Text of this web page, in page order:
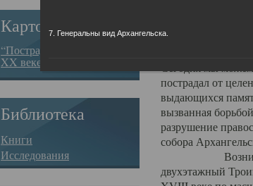
Картотека
“Пострадавшие за веру в
XX веке на Севере”
Библиотека
Книги
Исследования
Свято-Троицкий
Сегодня мы
пострадал от
выдающихся
вызванная
разрушение
собора
Возникнув в
двухэтажный
7. Генеральны вид Архангельска.